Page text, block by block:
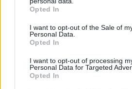
grant or deny consent to Google and
use your data for below specified
consent section.
Opted In
I want to opt-out of the Sale of
Personal Data.
Opted In
I want to opt-out of processing
Personal Data for Targeted
Opted In
Jiannis
27.04.2019, 09:31
Το αγκίστρι μπορεί να
ελεύθερο το θήραμα
όπως τα γράφει ο φίλος
κάποιος επαγγελματίας
αλειευει κάποια τεμάχια
τοννου κάποιους μήνες